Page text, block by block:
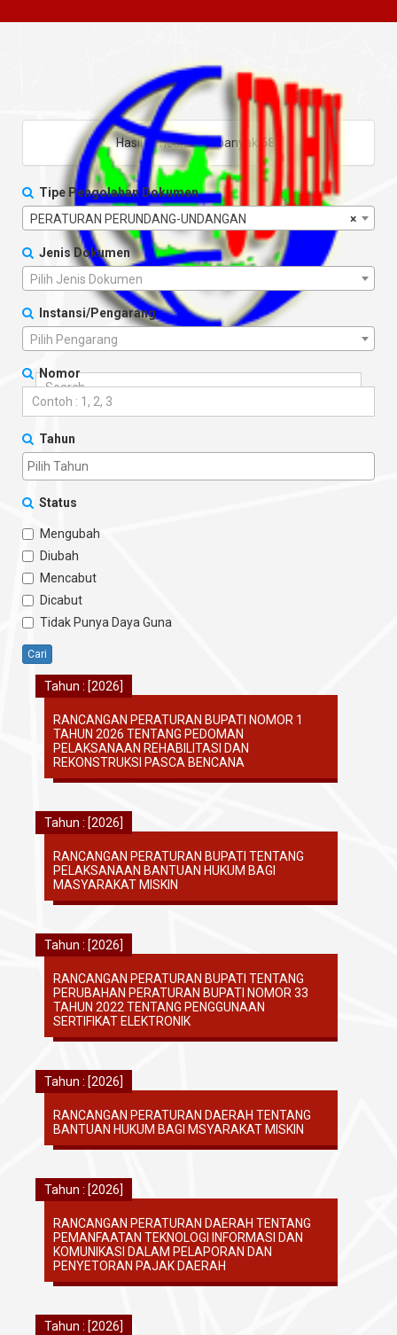
Hasil pencarian sebanyak 682
Tipe Pengolahan Dokumen
×
PERATURAN PERUNDANG-UNDANGAN
Jenis Dokumen
Pilih Jenis Dokumen
Instansi/Pengarang
Pilih Pengarang
Nomor
Tahun
Status
Mengubah
Diubah
Mencabut
Dicabut
Tidak Punya Daya Guna
Cari
Tahun : [2026]
RANCANGAN PERATURAN BUPATI NOMOR 1
TAHUN 2026 TENTANG PEDOMAN
PELAKSANAAN REHABILITASI DAN
REKONSTRUKSI PASCA BENCANA
Tahun : [2026]
RANCANGAN PERATURAN BUPATI TENTANG
PELAKSANAAN BANTUAN HUKUM BAGI
MASYARAKAT MISKIN
Tahun : [2026]
RANCANGAN PERATURAN BUPATI TENTANG
PERUBAHAN PERATURAN BUPATI NOMOR 33
TAHUN 2022 TENTANG PENGGUNAAN
SERTIFIKAT ELEKTRONIK
Tahun : [2026]
RANCANGAN PERATURAN DAERAH TENTANG
BANTUAN HUKUM BAGI MSYARAKAT MISKIN
Tahun : [2026]
RANCANGAN PERATURAN DAERAH TENTANG
PEMANFAATAN TEKNOLOGI INFORMASI DAN
KOMUNIKASI DALAM PELAPORAN DAN
PENYETORAN PAJAK DAERAH
Tahun : [2026]